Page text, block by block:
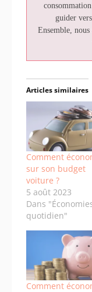
guider
Ensemble,
Articles similaires
Comment
sur son budget
voiture ?
5 août 2023
Dans
quotidien"
Comment